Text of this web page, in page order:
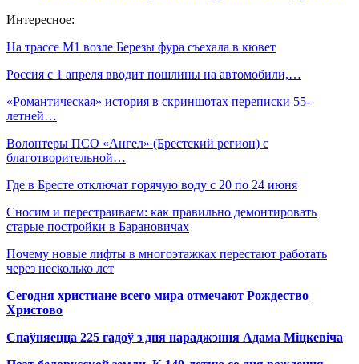
Интересное:
На трассе М1 возле Березы фура съехала в кювет
Россия с 1 апреля вводит пошлины на автомобили,…
«Романтическая» история в скриншотах переписки 55-
летней…
Волонтеры ПСО «Ангел» (Брестский регион) с
благотворительной…
Где в Бресте отключат горячую воду с 20 по 24 июня
Сносим и перестраиваем: как правильно демонтировать
старые постройки в Барановичах
Почему новые лифты в многоэтажках перестают работать
через несколько лет
Сегодня христиане всего мира отмечают Рождество
Христово
Спаўняецца 225 гадоў з дня нараджэння Адама Міцкевіча